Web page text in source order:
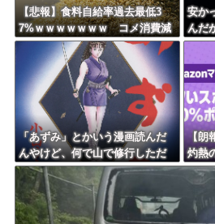
【悲報】食料自給率過去最低3
7%ｗｗｗｗｗｗｗ コメ消費減
響く・・・
安か
んだ
ｗｗ
「あずみ」とかいう漫画読んだ
んやけど、何で山で修行しただ
けの子供達があんなに強いんや
【朗
灼熱
0%
ｗｗ